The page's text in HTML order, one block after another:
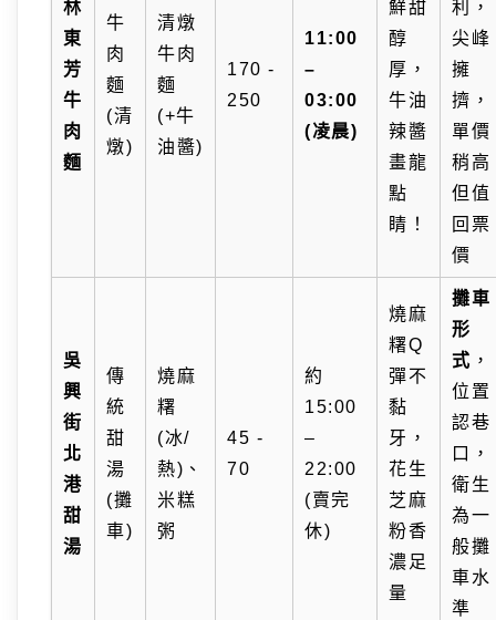
林
東
芳
牛
肉
麵
牛
肉
麵
(清
燉)
清燉
牛肉
麵
(+牛
油醬)
170 -
250
11:00
–
03:00
(凌晨)
鮮甜
醇
厚，
牛油
辣醬
畫龍
點
睛！
利，
尖峰
擁
擠，
單價
稍高
但值
回票
價
吳
興
街
北
港
甜
湯
傳
統
甜
湯
(攤
車)
燒麻
糬
(冰/
熱)、
米糕
粥
45 -
70
約
15:00
–
22:00
(賣完
休)
燒麻
糬Q
彈不
黏
牙，
花生
芝麻
粉香
濃足
量
攤車
形
式 ，
位置
認巷
口，
衛生
為一
般攤
車水
準